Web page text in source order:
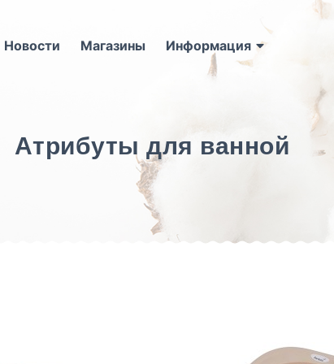
Новости Магазины Информация
Атрибуты для ванной